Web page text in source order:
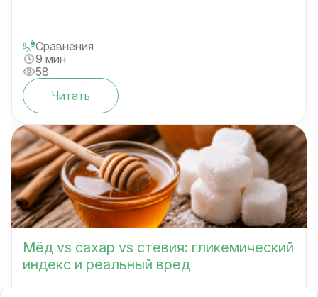
Сравнения
9 мин
58
Читать
Мёд vs сахар vs стевия: гликемический
индекс и реальный вред